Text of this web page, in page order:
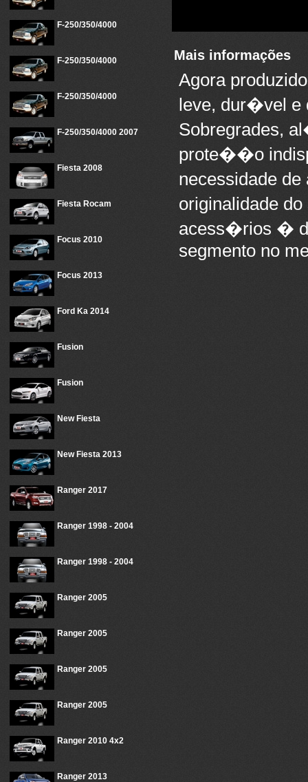
F-250/350/4000
F-250/350/4000
F-250/350/4000
F-250/350/4000 2007
Fiesta 2008
Fiesta Rocam
Focus 2010
Focus 2013
Ford Ka 2014
Fusion
Fusion
New Fiesta
New Fiesta 2013
Ranger 2017
Ranger 1998 - 2004
Ranger 1998 - 2004
Ranger 2005
Ranger 2005
Ranger 2005
Ranger 2005
Ranger 2010 4x2
Ranger 2013
Mais informações
Agora
leve, dur�vel e
Sobregrades,
prote��o
necessidade
originalidade
acess�rios �
segmento no